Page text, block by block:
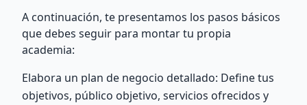
A continuación, te presentamos los pasos básicos
que debes seguir para montar tu propia
academia:
Elabora un plan de negocio detallado: Define tus
objetivos, público objetivo, servicios ofrecidos y